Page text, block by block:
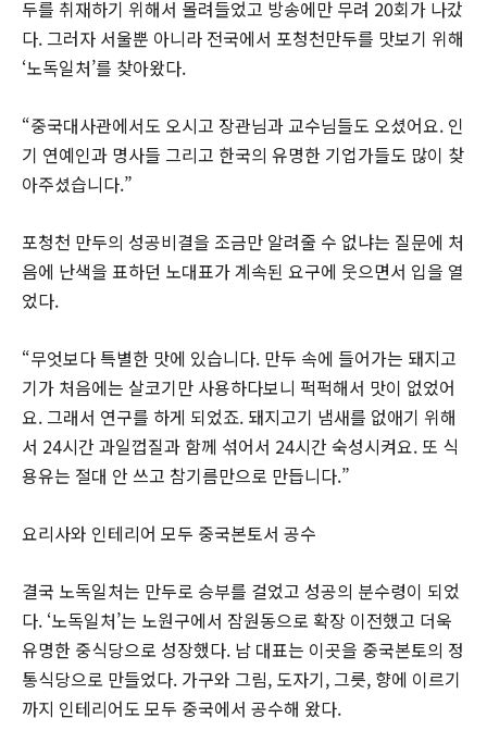
두를 취재하기 위해서 몰려들었고 방송에만 무려 20회가 나갔
다. 그러자 서울뿐 아니라 전국에서 포청천만두를 맛보기 위해
‘노독일처’를 찾아왔다.
“중국대사관에서도 오시고 장관님과 교수님들도 오셨어요. 인
기 연예인과 명사들 그리고 한국의 유명한 기업가들도 많이 찾
아주셨습니다.”
포청천 만두의 성공비결을 조금만 알려줄 수 없냐는 질문에 처
음에 난색을 표하던 노대표가 계속된 요구에 웃으면서 입을 열
었다.
“무엇보다 특별한 맛에 있습니다. 만두 속에 들어가는 돼지고
기가 처음에는 살코기만 사용하다보니 퍽퍽해서 맛이 없었어
요. 그래서 연구를 하게 되었죠. 돼지고기 냄새를 없애기 위해
서 24시간 과일껍질과 함께 섞어서 24시간 숙성시켜요. 또 식
용유는 절대 안 쓰고 참기름만으로 만듭니다.”
요리사와 인테리어 모두 중국본토서 공수
결국 노독일처는 만두로 승부를 걸었고 성공의 분수령이 되었
다. ‘노독일처’는 노원구에서 잠원동으로 확장 이전했고 더욱
유명한 중식당으로 성장했다. 남 대표는 이곳을 중국본토의 정
통식당으로 만들었다. 가구와 그림, 도자기, 그릇, 향에 이르기
까지 인테리어도 모두 중국에서 공수해 왔다.